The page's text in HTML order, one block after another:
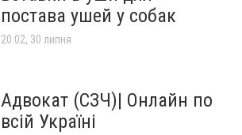
постава ушей у собак
20:02, 30 липня
Адвокат (СЗЧ)| Онлайн по
всій Україні